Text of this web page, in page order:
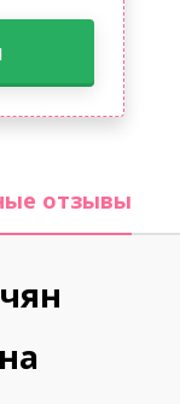
отзывы